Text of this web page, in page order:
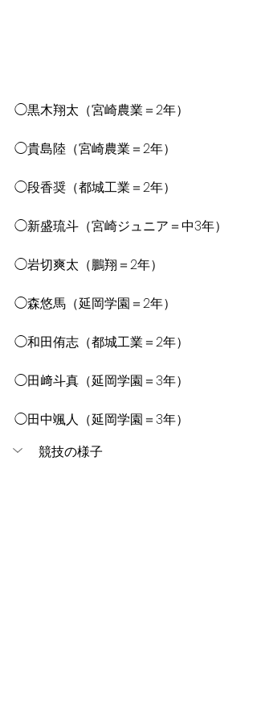
◯黒木翔太（宮崎農業＝2年）
◯貴島陸（宮崎農業＝2年）
◯段香奨（都城工業＝2年）
◯新盛琉斗（宮崎ジュニア＝中3年）
◯岩切爽太（鵬翔＝2年）
◯森悠馬（延岡学園＝2年）
◯和田侑志（都城工業＝2年）
◯田﨑斗真（延岡学園＝3年）
◯田中颯人（延岡学園＝3年）
競技の様子